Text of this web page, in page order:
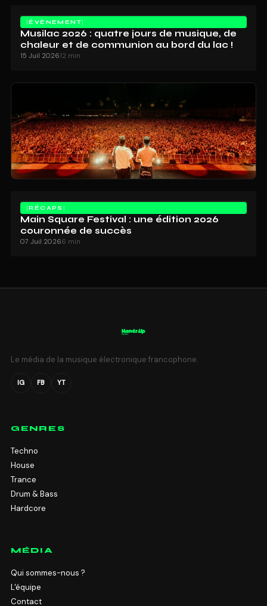
ÉVÈNEMENT
Musilac 2026 : quatre jours de musique, de
chaleur et de communion au bord du lac !
15 Juil 202612 min
RÉCAPS
Main Square Festival : une édition 2026
couronnée de succès
07 Juil 20266 min
Le média de la musique électronique francophone.
IG FB YT
GENRES
Techno
House
Trance
Drum & Bass
Hardcore
MÉDIA
Qui sommes-nous ?
L'équipe
Contact